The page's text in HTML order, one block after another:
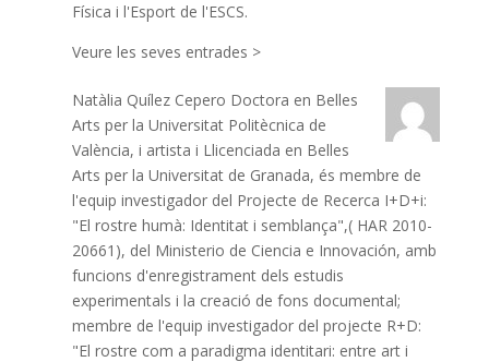
Física i l'Esport de l'ESCS.
Veure les seves entrades >
Natàlia Quílez Cepero Doctora en Belles
Arts per la Universitat Politècnica de
València, i artista i Llicenciada en Belles
Arts per la Universitat de Granada, és membre de
l'equip investigador del Projecte de Recerca I+D+i:
"El rostre humà: Identitat i semblança",( HAR 2010-
20661), del Ministerio de Ciencia e Innovación, amb
funcions d'enregistrament dels estudis
experimentals i la creació de fons documental;
membre de l'equip investigador del projecte R+D:
"El rostre com a paradigma identitari: entre art i